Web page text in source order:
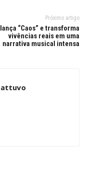
Próximo artigo
“Caos” e transforma
vivências reais em uma
narrativa musical intensa